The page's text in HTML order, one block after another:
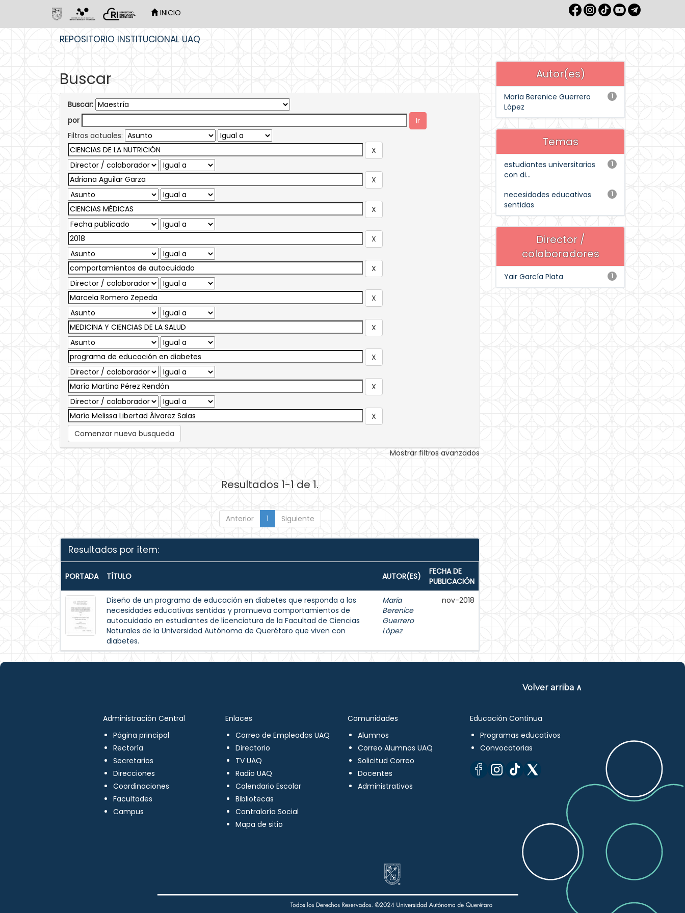
INICIO
REPOSITORIO INSTITUCIONAL UAQ
Buscar
Buscar:
por
Filtros actuales:
Comenzar nueva busqueda
Mostrar filtros avanzados
Resultados 1-1 de 1.
Anterior 1 Siguiente
Resultados por ítem:
PORTADA TÍTULO AUTOR(ES)
FECHA DE
PUBLICACIÓN
Diseño de un programa de educación en diabetes que responda a las
necesidades educativas sentidas y promueva comportamientos de
autocuidado en estudiantes de licenciatura de la Facultad de Ciencias
Naturales de la Universidad Autónoma de Querétaro que viven con
diabetes.
María
Berenice
Guerrero
López
nov-2018
Autor(es)
1
María Berenice Guerrero
López
Temas
1
estudiantes universitarios
con di...
1
necesidades educativas
sentidas
Director /
colaboradores
1
Yair García Plata
Volver arriba ∧
Administración Central
Página principal
Rectoría
Secretarios
Direcciones
Coordinaciones
Facultades
Campus
Enlaces
Correo de Empleados UAQ
Directorio
TV UAQ
Radio UAQ
Calendario Escolar
Bibliotecas
Contraloría Social
Mapa de sitio
Comunidades
Alumnos
Correo Alumnos UAQ
Solicitud Correo
Docentes
Administrativos
Educación Continua
Programas educativos
Convocatorias